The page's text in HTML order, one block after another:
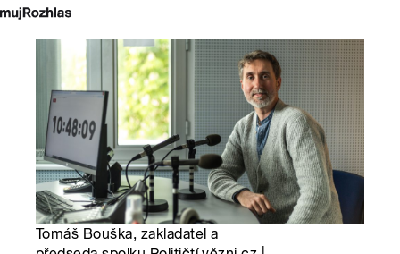
Tomáš Bouška, zakladatel a